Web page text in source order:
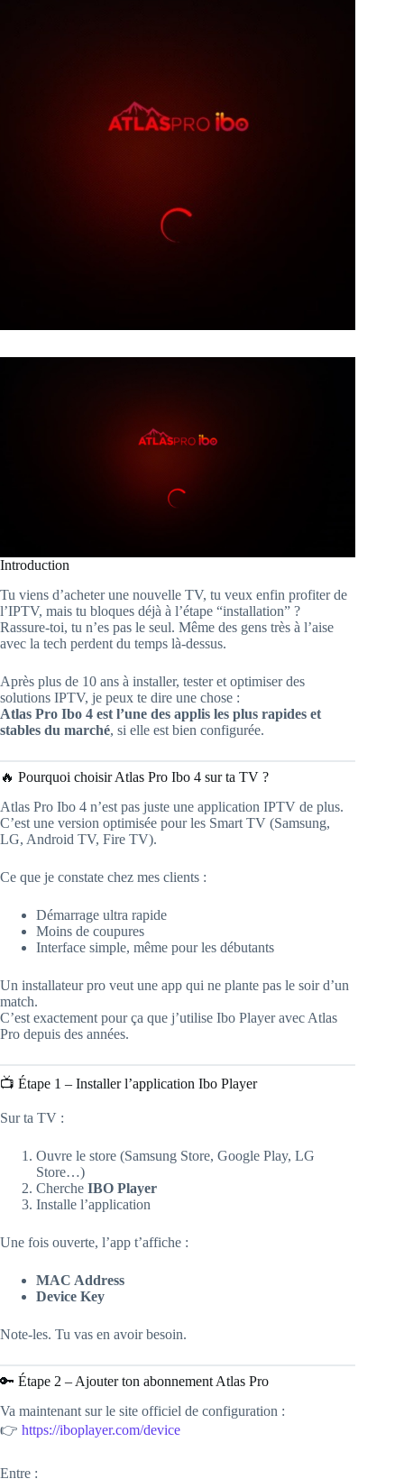
Introduction
Tu viens d’acheter une nouvelle TV, tu veux enfin profiter de
l’IPTV, mais tu bloques déjà à l’étape “installation” ?
Rassure-toi, tu n’es pas le seul. Même des gens très à l’aise
avec la tech perdent du temps là-dessus.
Après plus de 10 ans à installer, tester et optimiser des
solutions IPTV, je peux te dire une chose :
Atlas Pro Ibo 4 est l’une des applis les plus rapides et
stables du marché, si elle est bien configurée.
🔥 Pourquoi choisir Atlas Pro Ibo 4 sur ta TV ?
Atlas Pro Ibo 4 n’est pas juste une application IPTV de plus.
C’est une version optimisée pour les Smart TV (Samsung,
LG, Android TV, Fire TV).
Ce que je constate chez mes clients :
Démarrage ultra rapide
Moins de coupures
Interface simple, même pour les débutants
Un installateur pro veut une app qui ne plante pas le soir d’un
match.
C’est exactement pour ça que j’utilise Ibo Player avec Atlas
Pro depuis des années.
📺 Étape 1 – Installer l’application Ibo Player
Sur ta TV :
Ouvre le store (Samsung Store, Google Play, LG
Store…)
Cherche IBO Player
Installe l’application
Une fois ouverte, l’app t’affiche :
MAC Address
Device Key
Note-les. Tu vas en avoir besoin.
🔑 Étape 2 – Ajouter ton abonnement Atlas Pro
Va maintenant sur le site officiel de configuration :
👉 https://iboplayer.com/device
Entre :